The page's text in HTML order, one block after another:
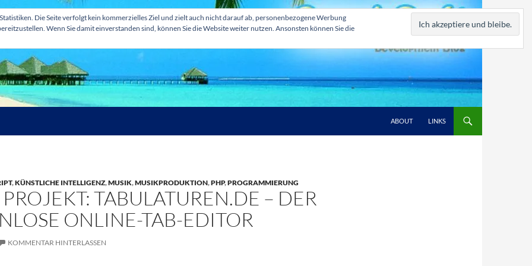
ABOUT LINKS
,KÜNSTLICHE INTELLIGENZ,MUSIK,MUSIKPRODUKTION,PHP,PROGRAMMIERUNG
TABULATUREN.DE – DER
ONLINE-TAB-EDITOR
KOMMENTAR HINTERLASSEN
Die Seite verfolgt kein kommerzielles Ziel und zielt auch nicht darauf ab, personenbezogene Werbung
Wenn Sie damit einverstanden sind, können Sie die Website weiter nutzen. Ansonsten können Sie die